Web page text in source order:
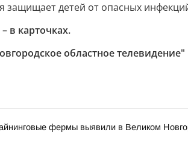
защищает детей от опасных
в карточках.
областное телевидение"
фермы выявили в Великом